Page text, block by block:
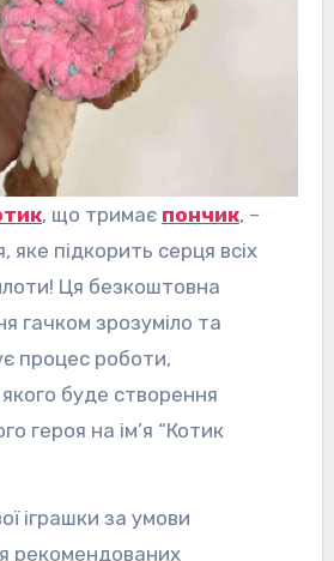
, що тримає пончик, –
яке підкорить серця всіх
Ця безкоштовна
гачком зрозуміло та
процес роботи,
буде створення
героя на ім’я “Котик
іграшки за умови
рекомендованих